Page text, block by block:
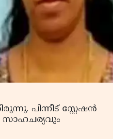
പിന്നീട് സ്റ്റേഷന്‍
സാഹചര്യവും